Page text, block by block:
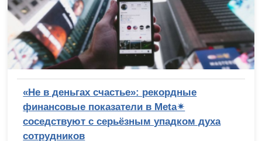
«Не в деньгах счастье»: рекордные
финансовые показатели в Meta✴
соседствуют с серьёзным упадком духа
сотрудников